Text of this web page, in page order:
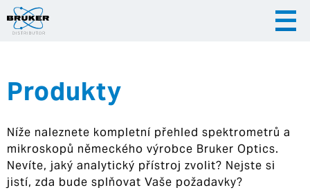
|
Hrvatska
Produkty
Níže naleznete kompletní přehled spektrometrů a
mikroskopů německého výrobce Bruker Optics.
Nevíte, jaký analytický přístroj zvolit? Nejste si
jistí, zda bude splňovat Vaše požadavky?